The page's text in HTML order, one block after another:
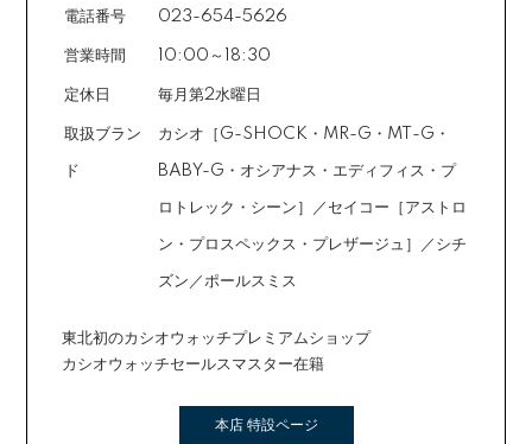
電話番号 023-654-5626
営業時間 10:00～18:30
定休日 毎月第2水曜日
取扱ブラン
ド
カシオ［G-SHOCK・MR-G・MT-G・
BABY-G・オシアナス・エディフィス・プ
ロトレック・シーン］／セイコー［アストロ
ン・プロスペックス・プレザージュ］／シチ
ズン／ポールスミス
東北初のカシオウォッチプレミアムショップ
カシオウォッチセールスマスター在籍
本店 特設ページ